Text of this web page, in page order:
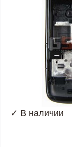
✓ В наличии